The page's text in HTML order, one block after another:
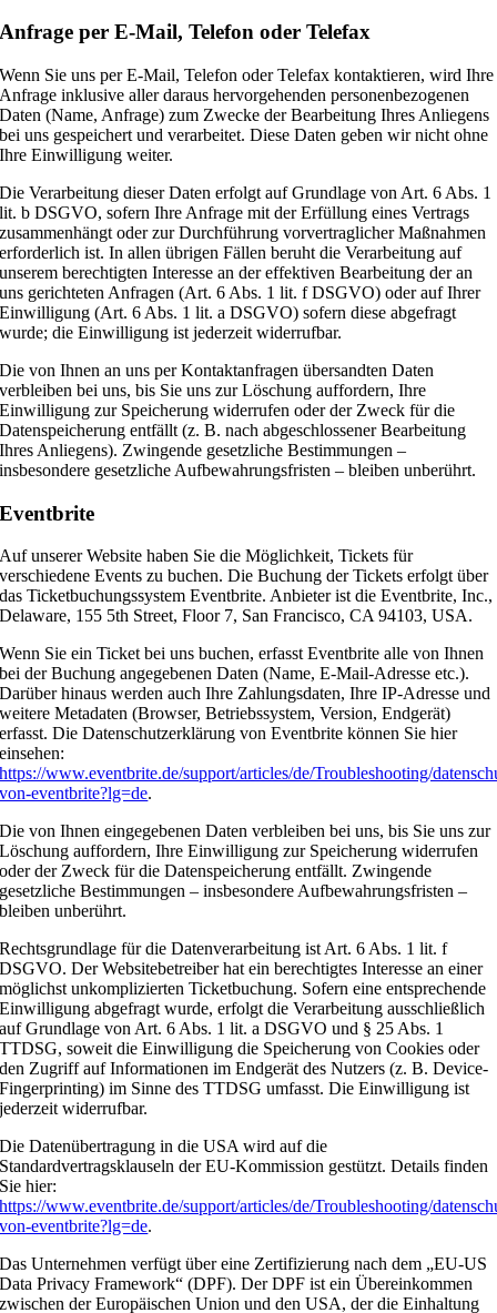
Anfrage per E-Mail, Telefon oder Telefax
Wenn Sie uns per E-Mail, Telefon oder Telefax kontaktieren, wird Ihre
Anfrage inklusive aller daraus hervorgehenden personenbezogenen
Daten (Name, Anfrage) zum Zwecke der Bearbeitung Ihres Anliegens
bei uns gespeichert und verarbeitet. Diese Daten geben wir nicht ohne
Ihre Einwilligung weiter.
Die Verarbeitung dieser Daten erfolgt auf Grundlage von Art. 6 Abs. 1
lit. b DSGVO, sofern Ihre Anfrage mit der Erfüllung eines Vertrags
zusammenhängt oder zur Durchführung vorvertraglicher Maßnahmen
erforderlich ist. In allen übrigen Fällen beruht die Verarbeitung auf
unserem berechtigten Interesse an der effektiven Bearbeitung der an
uns gerichteten Anfragen (Art. 6 Abs. 1 lit. f DSGVO) oder auf Ihrer
Einwilligung (Art. 6 Abs. 1 lit. a DSGVO) sofern diese abgefragt
wurde; die Einwilligung ist jederzeit widerrufbar.
Die von Ihnen an uns per Kontaktanfragen übersandten Daten
verbleiben bei uns, bis Sie uns zur Löschung auffordern, Ihre
Einwilligung zur Speicherung widerrufen oder der Zweck für die
Datenspeicherung entfällt (z. B. nach abgeschlossener Bearbeitung
Ihres Anliegens). Zwingende gesetzliche Bestimmungen –
insbesondere gesetzliche Aufbewahrungsfristen – bleiben unberührt.
Eventbrite
Auf unserer Website haben Sie die Möglichkeit, Tickets für
verschiedene Events zu buchen. Die Buchung der Tickets erfolgt über
das Ticketbuchungssystem Eventbrite. Anbieter ist die Eventbrite, Inc.,
Delaware, 155 5th Street, Floor 7, San Francisco, CA 94103, USA.
Wenn Sie ein Ticket bei uns buchen, erfasst Eventbrite alle von Ihnen
bei der Buchung angegebenen Daten (Name, E-Mail-Adresse etc.).
Darüber hinaus werden auch Ihre Zahlungsdaten, Ihre IP-Adresse und
weitere Metadaten (Browser, Betriebssystem, Version, Endgerät)
erfasst. Die Datenschutzerklärung von Eventbrite können Sie hier
einsehen:
https://www.eventbrite.de/support/articles/de/Troubleshooting/
von-eventbrite?lg=de.
Die von Ihnen eingegebenen Daten verbleiben bei uns, bis Sie uns zur
Löschung auffordern, Ihre Einwilligung zur Speicherung widerrufen
oder der Zweck für die Datenspeicherung entfällt. Zwingende
gesetzliche Bestimmungen – insbesondere Aufbewahrungsfristen –
bleiben unberührt.
Rechtsgrundlage für die Datenverarbeitung ist Art. 6 Abs. 1 lit. f
DSGVO. Der Websitebetreiber hat ein berechtigtes Interesse an einer
möglichst unkomplizierten Ticketbuchung. Sofern eine entsprechende
Einwilligung abgefragt wurde, erfolgt die Verarbeitung ausschließlich
auf Grundlage von Art. 6 Abs. 1 lit. a DSGVO und § 25 Abs. 1
TTDSG, soweit die Einwilligung die Speicherung von Cookies oder
den Zugriff auf Informationen im Endgerät des Nutzers (z. B. Device-
Fingerprinting) im Sinne des TTDSG umfasst. Die Einwilligung ist
jederzeit widerrufbar.
Die Datenübertragung in die USA wird auf die
Standardvertragsklauseln der EU-Kommission gestützt. Details finden
Sie hier:
https://www.eventbrite.de/support/articles/de/Troubleshooting/
von-eventbrite?lg=de.
Das Unternehmen verfügt über eine Zertifizierung nach dem „EU-US
Data Privacy Framework“ (DPF). Der DPF ist ein Übereinkommen
zwischen der Europäischen Union und den USA, der die Einhaltung